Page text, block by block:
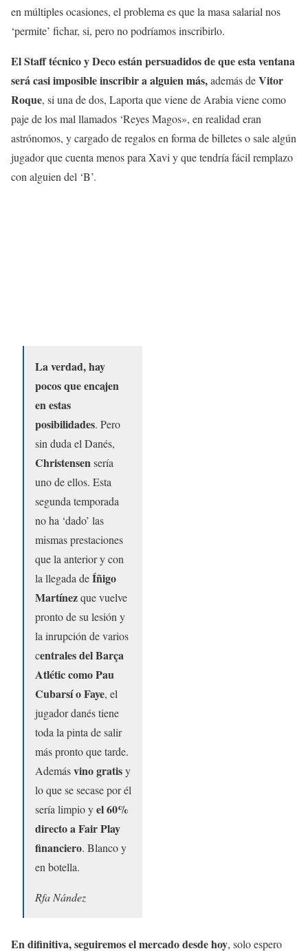
en múltiples ocasiones, el problema es que la masa salarial nos
‘permite’ fichar, si, pero no podríamos inscribirlo.
El Staff técnico y Deco están persuadidos de que esta ventana
será casi imposible inscribir a alguien más,además deVitor
Roque, si una de dos, Laporta que viene de Arabia viene como
paje de los mal llamados ‘Reyes Magos», en realidad eran
astrónomos, y cargado de regalos en forma de billetes o sale algún
jugador que cuenta menos para Xavi y que tendría fácil remplazo
con alguien del ‘B’.
La verdad, hay
pocos que encajen
en estas
posibilidades. Pero
sin duda el Danés,
Christensensería
uno de ellos. Esta
segunda temporada
no ha ‘dado’ las
mismas prestaciones
que la anterior y con
la llegada deÍñigo
Martínezque vuelve
pronto de su lesión y
la inrupción de varios
centrales del Barça
Atlétic como Pau
Cubarsí o Faye, el
jugador danés tiene
toda la pinta de salir
más pronto que tarde.
Ademásvino gratisy
lo que se secase por él
sería limpio yel 60%
directo a Fair Play
financiero. Blanco y
en botella.
Rfa Nández
En difinitiva, seguiremos el mercado desde hoy, solo espero